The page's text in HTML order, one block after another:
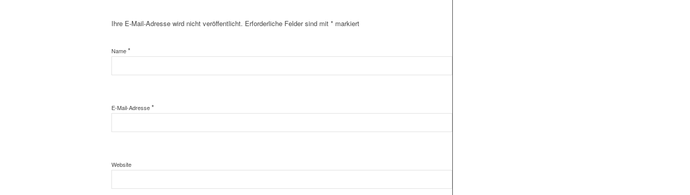
Ihre E-Mail-Adresse wird nicht veröffentlicht. Erforderliche Felder sind mit * markiert
Name*
E-Mail-Adresse*
Website